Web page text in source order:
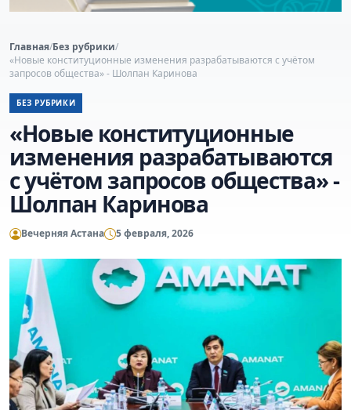
Главная/Без рубрики/
«Новые конституционные изменения разрабатываются с учётом
запросов общества» - Шолпан Каринова
БЕЗ РУБРИКИ
«Новые конституционные
изменения разрабатываются
с учётом запросов общества» -
Шолпан Каринова
Вечерняя Астана 5 февраля, 2026